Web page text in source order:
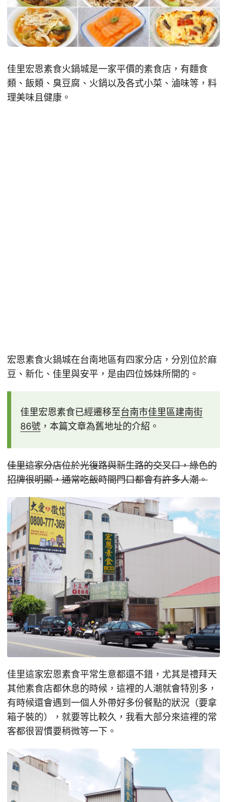
佳里宏恩素食火鍋城是一家平價的素食店，有麵食
類、飯類、臭豆腐、火鍋以及各式小菜、滷味等，料
理美味且健康。
宏恩素食火鍋城在台南地區有四家分店，分別位於麻
豆、新化、佳里與安平，是由四位姊妹所開的。
佳里宏恩素食已經遷移至台南市佳里區建南街
86號 ，本篇文章為舊地址的介紹。
佳里這家分店位於光復路與新生路的交叉口，綠色的
招牌很明顯，通常吃飯時間門口都會有許多人潮。
佳里這家宏恩素食平常生意都還不錯，尤其是禮拜天
其他素食店都休息的時候，這裡的人潮就會特別多，
有時候還會遇到一個人外帶好多份餐點的狀況（要拿
箱子裝的），就要等比較久，我看大部分來這裡的常
客都很習慣要稍微等一下。